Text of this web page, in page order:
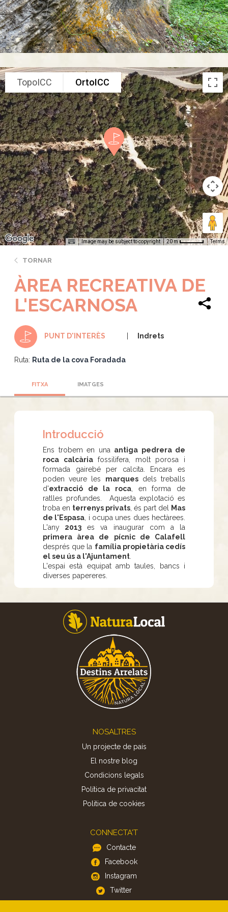
TopoICC OrtoICC
Image may be subject to copyright 20 m Terms
TORNAR
ÀREA RECREATIVA DE
L'ESCARNOSA
PUNT D'INTERÈS Indrets
Ruta: Ruta de la cova Foradada
FITXA IMATGES
Introducció
Ens trobem en una antiga pedrera de
roca calcàriafossilifera, molt porosa i
formada gairebé per calcita. Encara es
poden veure les marquesdels treballs
d'extracció de la roca , en forma de
ratlles profundes. Aquesta explotació es
troba en terrenys privats , és part del
Mas
de l'Espasa , i ocupa unes dues hectàrees.
L'any 2013 es va inaugurar com a la
primera àrea de pícnic de Calafell
després que la família propietària cedís
el seu ús a l'Ajuntament
L'espai està equipat amb taules, bancs i
diverses papereres.
NOSALTRES
Un projecte de país
El nostre blog
Condicions legals
Política de privacitat
Politica de cookies
CONNECTA'T
Contacte
Facebook
Instagram
Twitter